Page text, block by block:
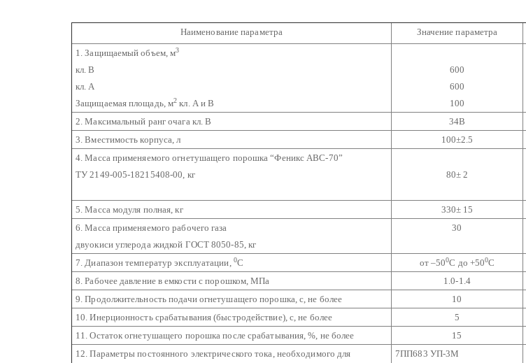
Наименование параметра
Значение параметра
1. Защищаемый объем, м3
кл. В
кл. А
Защищаемая площадь, м2 кл. А и В
600
600
100
2. Максимальный ранг очага кл. В
34В
3. Вместимость корпуса, л
100±2.5
4. Масса применяемого огнетушащего порошка “Феникс АВС-70”
ТУ 2149-005-18215408-00, кг
80± 2
5. Масса модуля полная, кг
330± 15
6. Масса применяемого рабочего газа
двуокиси углерода жидкой ГОСТ 8050-85, кг
30
7. Диапазон температур эксплуатации,
0С от –500С до +500С
8. Рабочее давление в емкости с порошком, МПа
1.0-1.4
9. Продолжительность подачи огнетушащего порошка, с, не более
10
10. Инерционность срабатывания (быстродействие), с, не более
5
11. Остаток огнетушащего порошка после срабатывания, %, не более
15
12. Параметры постоянного электрического тока, необходимого для
7ПП683 УП-3М